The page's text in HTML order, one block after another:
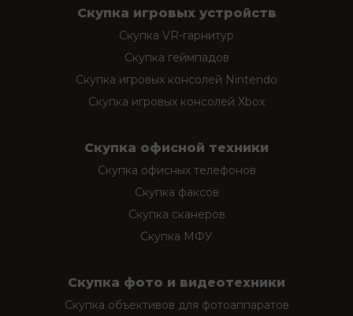
Скупка игровых устройств
Скупка VR-гарнитур
Скупка геймпадов
Скупка игровых консолей Nintendo
Скупка игровых консолей Xbox
Скупка офисной техники
Скупка офисных телефонов
Скупка факсов
Скупка сканеров
Скупка МФУ
Скупка фото и видеотехники
Скупка объективов для фотоаппаратов